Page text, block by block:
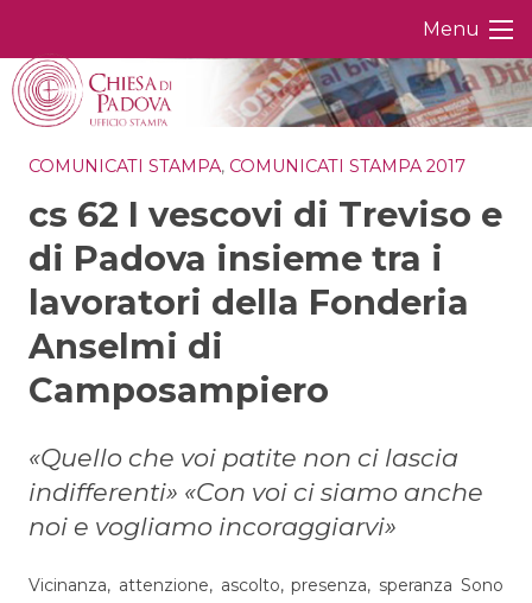
content
Menu
COMUNICATI STAMPA, COMUNICATI STAMPA 2017
cs 62 I vescovi di Treviso e
di Padova insieme tra i
lavoratori della Fonderia
Anselmi di
Camposampiero
«Quello che voi patite non ci lascia
indifferenti» «Con voi ci siamo anche
noi e vogliamo incoraggiarvi»
Vicinanza, attenzione, ascolto, presenza, speranza Sono